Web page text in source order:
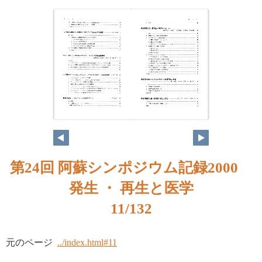
第24回 阿蘇シンポジウム記録2000
発生 ・ 再生と医学
11/132
元のページ ../index.html#11